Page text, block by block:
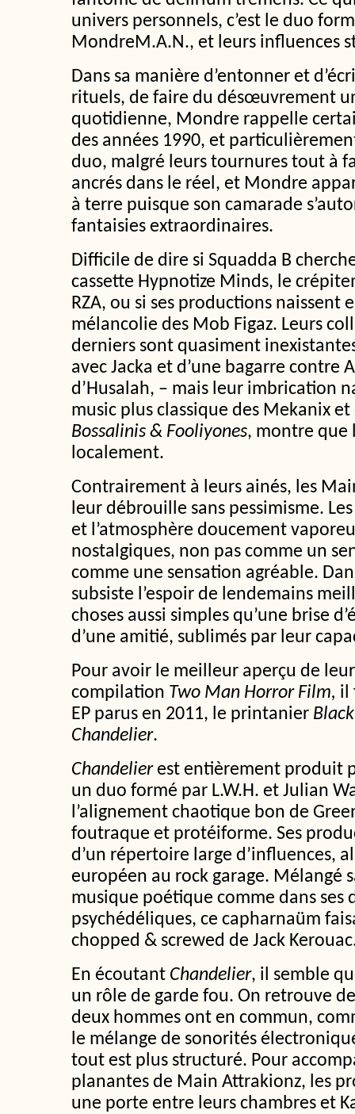
univers personnels, c’est le duo
MondreM.A.N., et leurs influences
Dans sa manière d’entonner et
rituels, de faire du désœuvrement
quotidienne, Mondre rappelle
des années 1990, et
duo, malgré leurs tournures tout à
ancrés dans le réel, et Mondre
à terre puisque son camarade
fantaisies extraordinaires.
Difficile de dire si Squadda B
cassette Hypnotize Minds, le
RZA, ou si ses productions naissent
mélancolie des Mob Figaz. Leurs
derniers sont quasiment
avec Jacka et d’une bagarre contre
d’Husalah, – mais leur imbrication
music plus classique des Mekanix et
Bossalinis & Fooliyones, montre que
localement.
Contrairement à leurs ainés, les
leur débrouille sans pessimisme.
et l’atmosphère doucement
nostalgiques, non pas comme un
comme une sensation agréable.
subsiste l’espoir de lendemains
choses aussi simples qu’une brise
d’une amitié, sublimés par leur
Pour avoir le meilleur aperçu de
compilation Two Man Horror Film, il
EP parus en 2011, le printanier
Chandelier.
Chandelierest entièrement produit
un duo formé par L.W.H. et Julian
l’alignement chaotique bon de
foutraque et protéiforme. Ses
d’un répertoire large d’influences,
européen au rock garage. Mélangé
musique poétique comme dans ses
psychédéliques, ce capharnaüm
chopped & screwed de Jack
En écoutant Chandelier, il semble
un rôle de garde fou. On retrouve
deux hommes ont en commun,
le mélange de sonorités
tout est plus structuré. Pour
planantes de Main Attrakionz, les
une porte entre leurs chambres et